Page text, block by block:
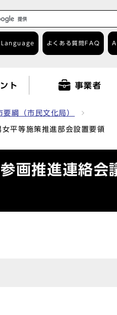
Language よくある質問 FAQ
ト 事業者
要綱（市民文化局）
平等施策推進部会設置要領
画推進連絡